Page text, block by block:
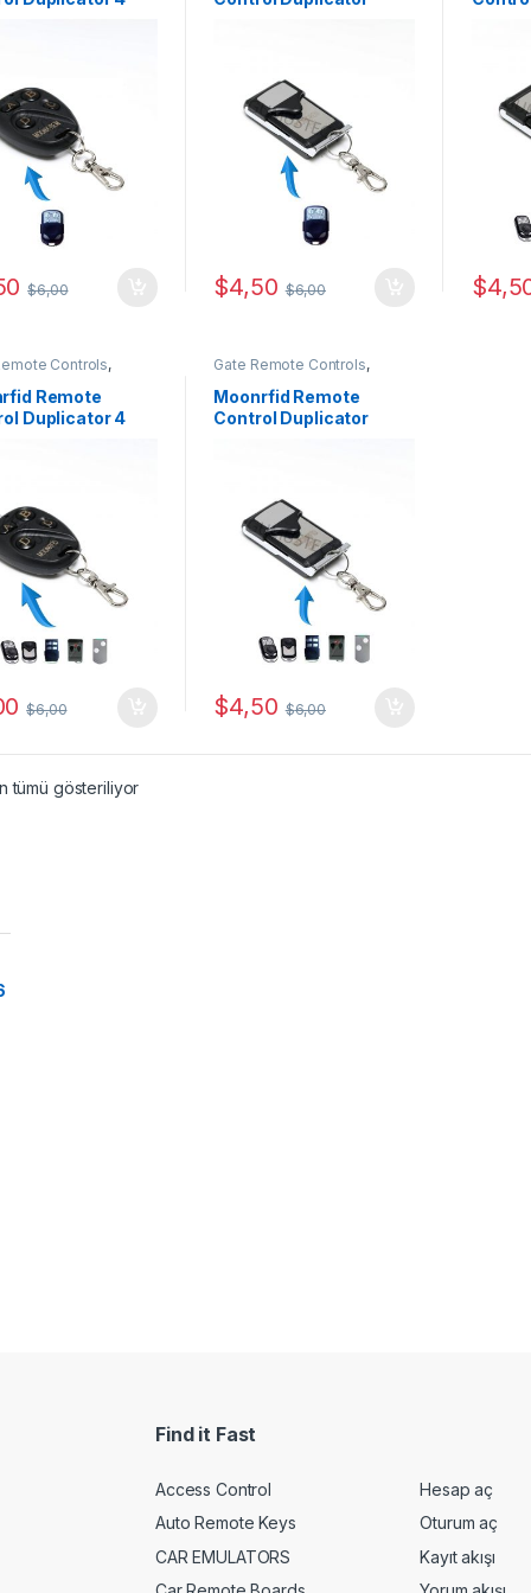
$6,00 $4,50 $6,00 $
Controls,
Remote
Duplicator 4
$6,00
Gate Remote Controls,
Moonrfid Remote
Control Duplicator
$4,50 $6,00
tümü gösteriliyorPopülerliğe göre sıralandı
Find it Fast
Access Control
Auto Remote Keys
CAR EMULATORS
Hesap aç
Oturum aç
Kayıt akışı